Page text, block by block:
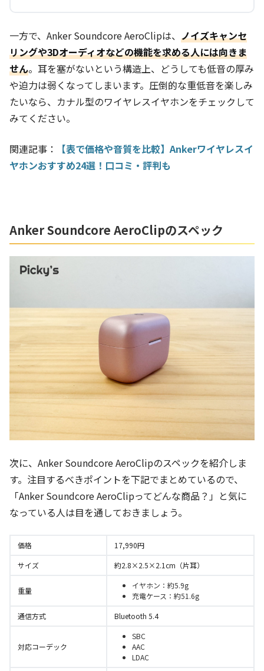
一方で、Anker Soundcore AeroClipは、 ノイズキャンセ
リングや3Dオーディオなどの機能を求める人には向きま
せん。耳を塞がないという構造上、どうしても低音の厚み
や迫力は弱くなってしまいます。圧倒的な重低音を楽しみ
たいなら、カナル型のワイヤレスイヤホンをチェックして
みてください。
関連記事：
【表で価格や音質を比較】Ankerワイヤレスイ
ヤホンおすすめ24選！口コミ・評判も
Anker Soundcore AeroClipのスペック
次に、Anker Soundcore AeroClipのスペックを紹介しま
す。注目するべきポイントを下記でまとめているので、
「Anker Soundcore AeroClipってどんな商品？」と気に
なっている人は目を通しておきましょう。
価格
17,990円
サイズ
約2.8×2.5×2.1cm（片耳）
重量
イヤホン：約5.9g
充電ケース：約51.6g
通信方式
Bluetooth 5.4
対応コーデック
SBC
AAC
LDAC